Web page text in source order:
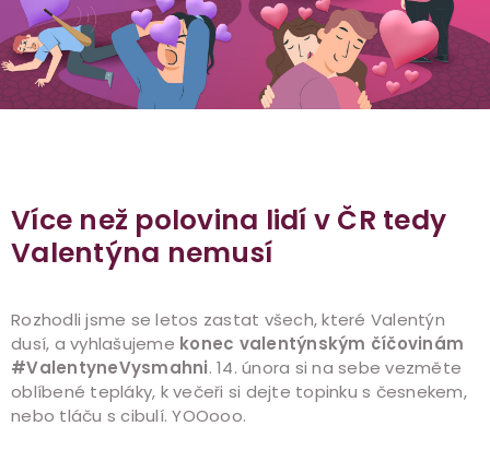
Více než polovina lidí v ČR tedy
Valentýna nemusí
Rozhodli jsme se letos zastat všech, které Valentýn
dusí, a vyhlašujeme konec valentýnským číčovinám
#ValentyneVysmahni. 14. února si na sebe vezměte
oblíbené tepláky, k večeři si dejte topinku s česnekem,
nebo tláču s cibulí. YOOooo.